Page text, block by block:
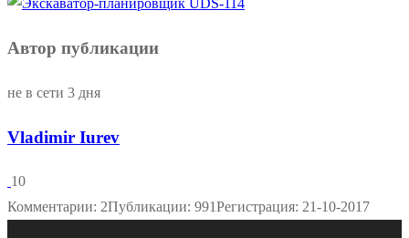
Автор публикации
не в сети 3 дня
Vladimir Iurev
10
Комментарии: 2Публикации: 991Регистрация: 21-10-2017